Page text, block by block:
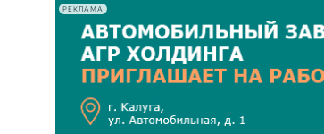
РЕКЛАМА